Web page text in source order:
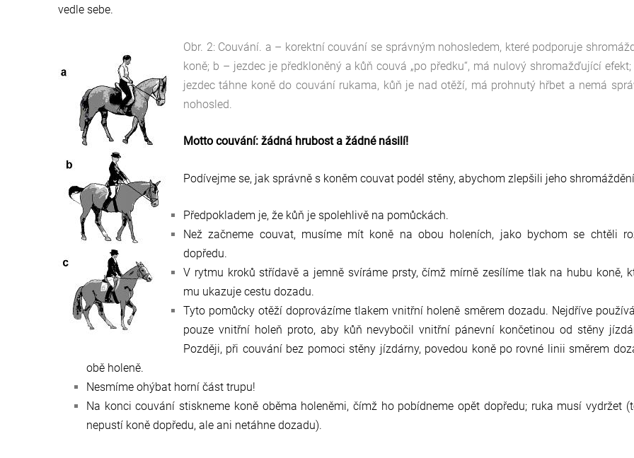
vedle sebe.
Obr. 2: Couvání. a – korektní couvání se správným nohosledem, které podporuje
koně; b – jezdec je předkloněný a kůň couvá „po předku“, má nulový shromažďující
jezdec táhne koně do couvání rukama, kůň je nad otěží, má prohnutý hřbet a nemá
nohosled.
Motto couvání: žádná hrubost a žádné násilí!
Podívejme se, jak správně s koněm couvat podél stěny, abychom zlepšili jeho
Předpokladem je, že kůň je spolehlivě na pomůckách.
Než začneme couvat, musíme mít koně na obou holeních, jako bychom se chtěli
dopředu.
V rytmu kroků střídavě a jemně svíráme prsty, čímž mírně zesílíme tlak na hubu koně,
mu ukazuje cestu dozadu.
Tyto pomůcky otěží doprovázíme tlakem vnitřní holeně směrem dozadu. Nejdříve
pouze vnitřní holeň proto, aby kůň nevybočil vnitřní pánevní končetinou od stěny
Později, při couvání bez pomoci stěny jízdárny, povedou koně po rovné linii směrem
obě holeně.
Nesmíme ohýbat horní část trupu!
Na konci couvání stiskneme koně oběma holeněmi, čímž ho pobídneme opět dopředu; ruka musí vydržet
nepustí koně dopředu, ale ani netáhne dozadu).